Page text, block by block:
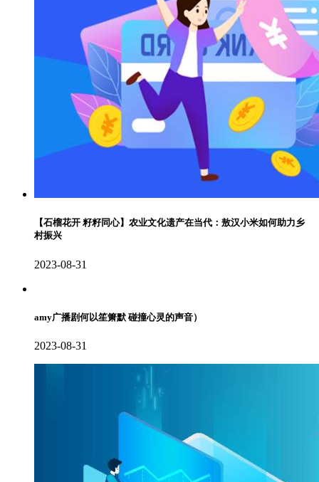
【石榴花开 籽籽同心】农业文化遗产在当代：敖汉小米如何助力乡
村振兴
2023-08-31
amy广播剧何以笙箫默 碰撞心灵的声音）
2023-08-31